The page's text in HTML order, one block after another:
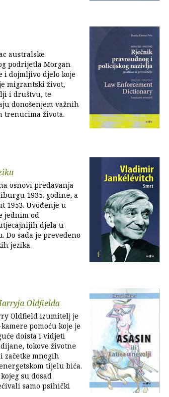
australske
podrijetla Morgan
i dojmljivo djelo koje
migrantski život,
i društvu, te
donošenjem važnih
trenucima života.
osnovi predavanja
1935. godine, a
1953. Uvođenje u
jednim od
djela u
Do sada je prevedeno
jezika.
Oldfielda
Oldfield izumitelj je
pomoću koje je
doista i vidjeti
tokove životne
začetke mnogih
tijelu bića.
su dosad
samo psihički